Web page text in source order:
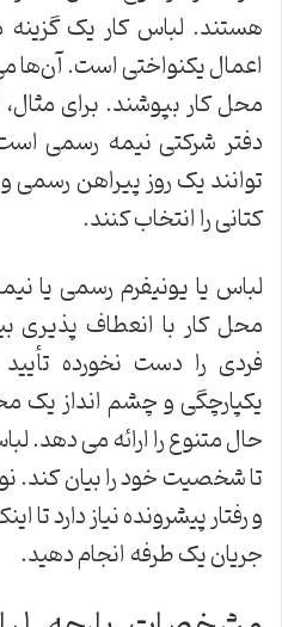
هستند. لباس کار یک
اعمال یکنواختی است. آن‌ها
محل کار بپوشند. برای
دفتر شرکتی نیمه رسمی
کتانی را انتخاب کنند.
لباس یا یونیفرم رسمی یا
محل کار با انعطاف
فردی را دست نخورده
یکپارچگی و چشم انداز
حال متنوع را ارائه می دهد.
تا شخصیت خود را بیان کند.
و رفتار پیشرونده نیاز دارد
جریان یک طرفه انجام دهید.